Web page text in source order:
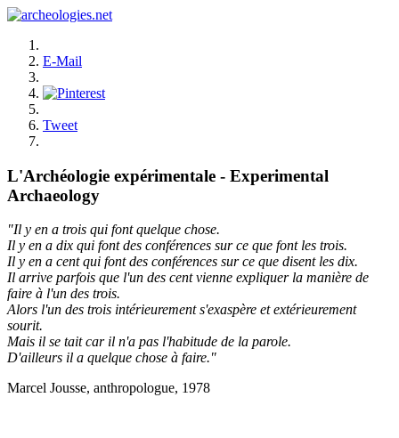
E-Mail
Tweet
L'Archéologie expérimentale - Experimental
Archaeology
"Il y en a trois qui font quelque chose.
Il y en a dix qui font des conférences sur ce que font les trois.
Il y en a cent qui font des conférences sur ce que disent les dix.
Il arrive parfois que l'un des cent vienne expliquer la manière de
faire à l'un des trois.
Alors l'un des trois intérieurement s'exaspère et extérieurement
sourit.
Mais il se tait car il n'a pas l'habitude de la parole.
D'ailleurs il a quelque chose à faire."
Marcel Jousse, anthropologue, 1978